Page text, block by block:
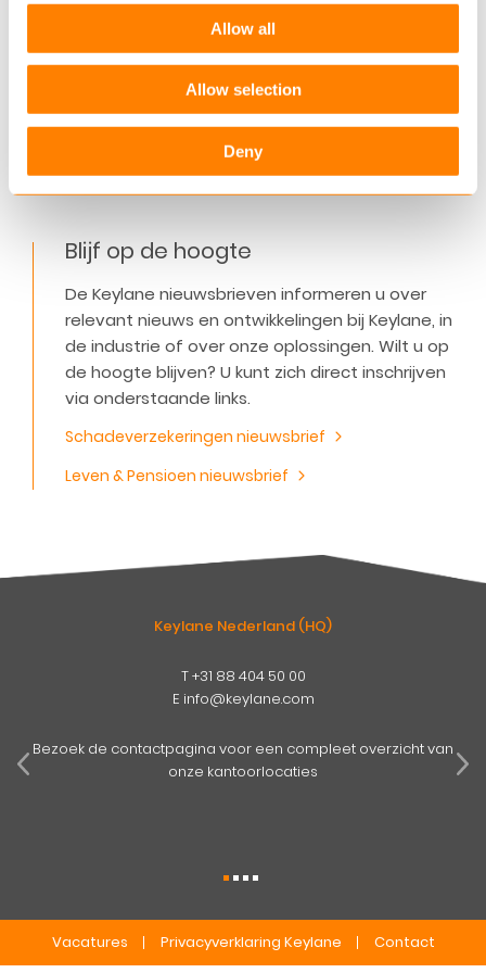
Allow all
Allow selection
Deny
Door de bijeenkomsten ‘kort maar krachtig’ te
houden en te verdelen over twee dagen, konden
Lees verder
Blijf op de hoogte
De Keylane nieuwsbrieven informeren u over
relevant nieuws en ontwikkelingen bij Keylane, in
de industrie of over onze oplossingen. Wilt u op
de hoogte blijven? U kunt zich direct inschrijven
via onderstaande links.
Schadeverzekeringen nieuwsbrief
Leven & Pensioen nieuwsbrief
Keylane Nederland (HQ)
T+31 88 404 50 00
E info@keylane.com
Bezoek de contactpagina voor een compleet overzicht van
onze kantoorlocaties
Vacatures Privacyverklaring Keylane Contact